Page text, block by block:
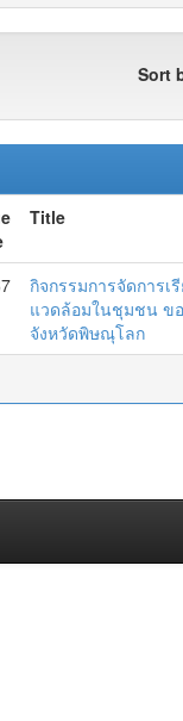
Sort
Title
กิจกรรมการจัดการ
แวดล้อมในชุมชน ข
จังหวัดพิษณุโลก